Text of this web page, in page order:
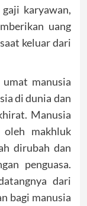
karyawan,
uang
keluar dari
manusia
di dunia dan
Manusia
makhluk
dirubah dan
penguasa.
dari
bagi manusia